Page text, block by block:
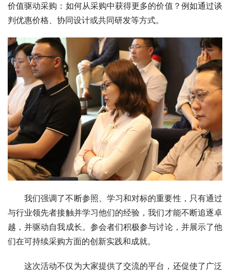
价值驱动采购：如何从采购中获得更多的价值？例如通过谈
判优惠价格、协同设计或共同研发等方式。
我们强调了不断参照、学习和对标的重要性，只有通过
与行业领先者接触并学习他们的经验，我们才能不断追逐卓
越，并驱动自我成长。参会者们积极参与讨论，并展示了他
们在可持续采购方面的创新实践和成就。
这次活动不仅为大家提供了交流的平台，还促使了广泛